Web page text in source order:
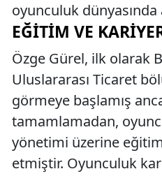
oyunculuk dünyasında
EĞITIM VE
Özge Gürel, ilk olarak
Uluslararası Ticaret
görmeye başlamış
tamamlamadan,
yönetimi üzerine
etmiştir. Oyunculuk